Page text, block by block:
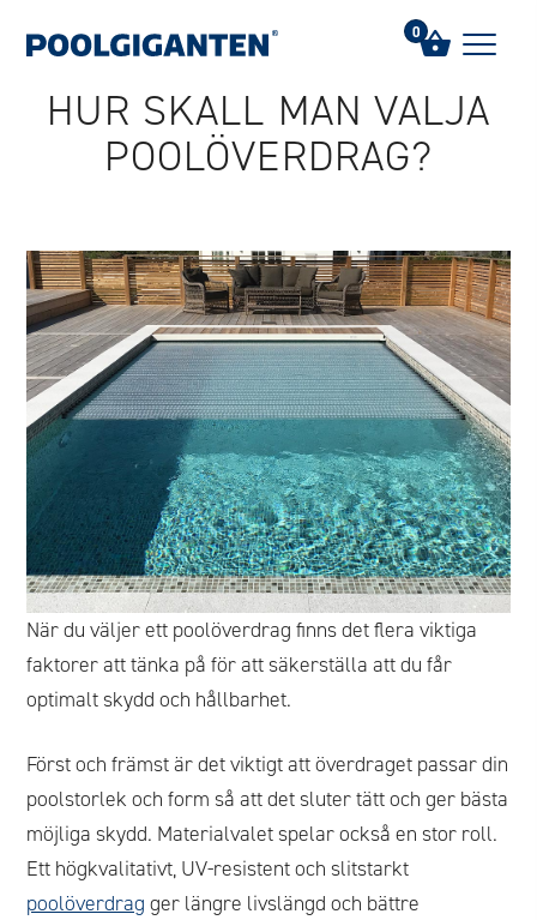
Hur skall man välja poolöverdrag?
HUR SKALL MAN VÄLJA
POOLÖVERDRAG?
När du väljer ett poolöverdrag finns det flera viktiga
faktorer att tänka på för att säkerställa att du får
optimalt skydd och hållbarhet.
Först och främst är det viktigt att överdraget passar din
poolstorlek och form så att det sluter tätt och ger bästa
möjliga skydd. Materialvalet spelar också en stor roll.
Ett högkvalitativt, UV-resistent och slitstarkt
poolöverdrag ger längre livslängd och bättre
0